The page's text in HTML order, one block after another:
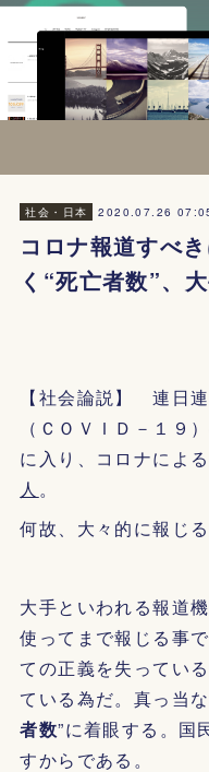
社会・日本 2020.07.26
コロナ報道すべ
く“死亡者数”、
【社会論説】 連日
（ＣＯＶＩＤ－１９
に入り、コロナによ
人 。
何故、大々的に報じ
大手といわれる報道
使ってまで報じる事
ての正義を失ってい
ている為だ。真っ当
者数”に着眼する。国
すからである。